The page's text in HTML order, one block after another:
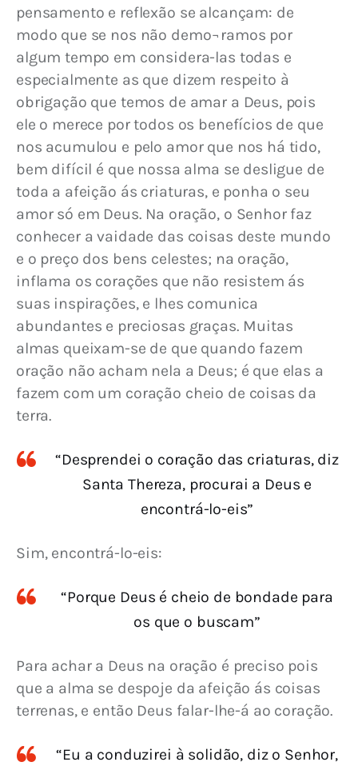
pensamento e reflexão se alcançam: de
modo que se nos não demo¬ramos por
algum tempo em considera-las todas e
especialmente as que dizem respeito à
obrigação que temos de amar a Deus, pois
ele o merece por todos os benefícios de que
nos acumulou e pelo amor que nos há tido,
bem difícil é que nossa alma se desligue de
toda a afeição ás criaturas, e ponha o seu
amor só em Deus. Na oração, o Senhor faz
conhecer a vaidade das coisas deste mundo
e o preço dos bens celestes; na oração,
inflama os corações que não resistem ás
suas inspirações, e lhes comunica
abundantes e preciosas graças. Muitas
almas queixam-se de que quando fazem
oração não acham nela a Deus; é que elas a
fazem com um coração cheio de coisas da
terra.
“Desprendei o coração das criaturas, diz
Santa Thereza, procurai a Deus e
encontrá-lo-eis”
Sim, encontrá-lo-eis:
“Porque Deus é cheio de bondade para
os que o buscam”
Para achar a Deus na oração é preciso pois
que a alma se despoje da afeição ás coisas
terrenas, e então Deus falar-lhe-á ao coração.
“Eu a conduzirei à solidão, diz o Senhor,